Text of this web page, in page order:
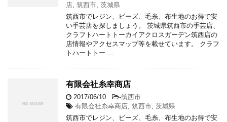
店 筑西市 茨城県
筑西市でレジン、ビーズ、毛糸、布生地のお得で安
い手芸店を探しましょう。 茨城県筑西市の手芸店、
クラフトハートトーカイアクロスガーデン筑西店の
店情報やアクセスマップ等を載せています。 クラフ
トハートトー …
有限会社糸幸商店
2017/06/10 -筑西市
有限会社糸幸商店 筑西市 茨城県
筑西市でレジン、ビーズ、毛糸、布生地のお得で安